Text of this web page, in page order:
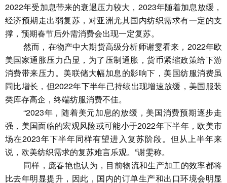
2022年受加息带来的衰退压力较大，2023年随着加息放缓，
经济预期走出弱复苏，对亚洲尤其国内纺织需求有一定的支
撑，预期春节后外需消费会出现一定复苏。
然而，在物产中大期货高级分析师谢雯看来，2022年欧
美国家通胀压力凸显，为了压制通胀，货币紧缩政策给下游
消费带来压力。美联储大幅加息的影响下，美国纺服消费虽
同比增长，但2022年下半年已持续出现增速放缓，美国服装
类库存高企，终端纺服消费不佳。
“2023年，随着美元加息的放缓，美国消费预期逐步走
强，美国面临的宏观风险或可能小于2022年下半年，欧美市
场在2023年下半年同样有望进入复苏阶段。但从上半年来
说，欧美纺织需求的复苏难言乐观。”谢雯称。
同样，庞春艳也认为，目前物流和生产加工的效率都将
比去年明显提升，因此，国内的订单生产和出口环境会明显